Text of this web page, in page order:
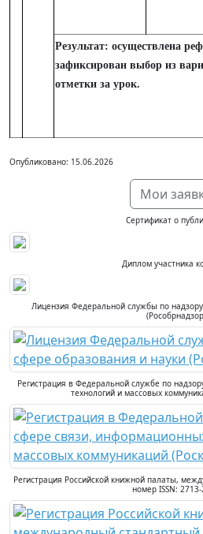
Результат: осуществлена
зафиксирован выбор из
отметки за урок.
Опубликовано: 15.06.2026
Мои
Сертификат о
Диплом участника
Лицензия Федеральной службы по
Регистрация в Федеральной службе по
технологий и массовых
Регистрация Российской книжной палаты,
номер ISSN: